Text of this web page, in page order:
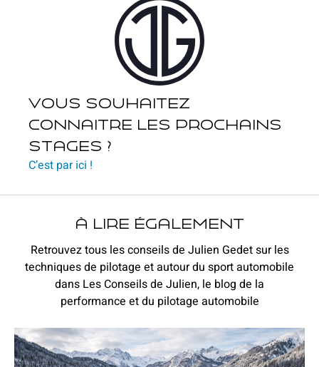
Vous souhaitez
connaitre les prochains
stages ?
C’est par ici !
à lire également
Retrouvez tous les conseils de Julien Gedet sur les
techniques de pilotage et autour du sport automobile
dans Les Conseils de Julien, le blog de la
performance et du pilotage automobile